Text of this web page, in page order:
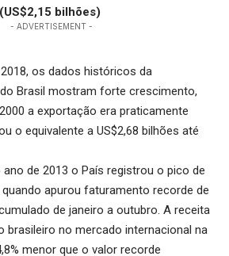
bilhões)
- ADVERTISEMENT -
os dados históricos da
Brasil mostram forte crescimento,
a exportação era praticamente
o equivalente a US$2,68 bilhões até
de 2013 o País registrou o pico de
apurou faturamento recorde de
de janeiro a outubro. A receita
brasileiro no mercado internacional na
menor que o valor recorde